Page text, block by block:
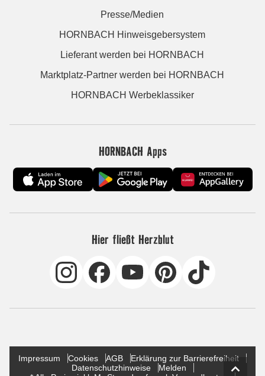
Presse/Medien
HORNBACH Hinweisgebersystem
Lieferant werden bei HORNBACH
Marktplatz-Partner werden bei HORNBACH
HORNBACH Werbeklassiker
HORNBACH Apps
Hier fließt Herzblut
Impressum Cookies AGB
Erklärung zur Barrierefreiheit
Datenschutzhinweise
Melden